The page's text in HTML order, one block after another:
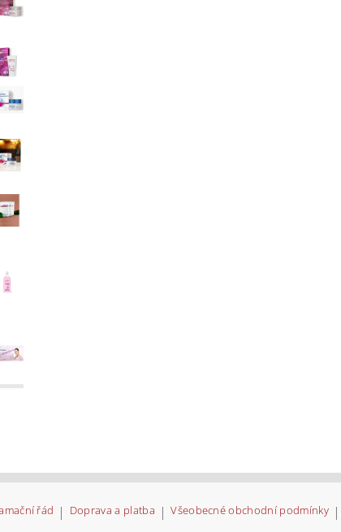
řád | Doprava a platba | Všeobecné obchodní podmínky |